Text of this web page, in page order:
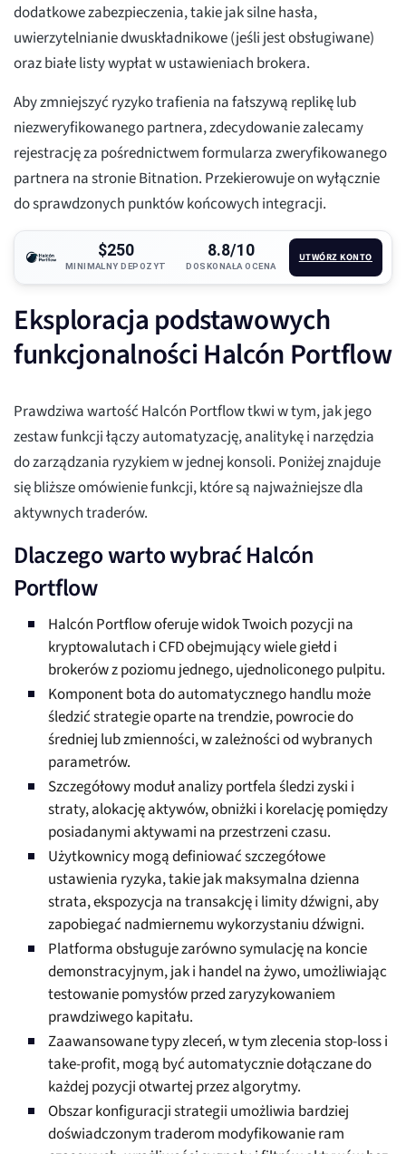
dodatkowe zabezpieczenia, takie jak silne hasła,
uwierzytelnianie dwuskładnikowe (jeśli jest obsługiwane)
oraz białe listy wypłat w ustawieniach brokera.
Aby zmniejszyć ryzyko trafienia na fałszywą replikę lub
niezweryfikowanego partnera, zdecydowanie zalecamy
rejestrację za pośrednictwem formularza zweryfikowanego
partnera na stronie Bitnation. Przekierowuje on wyłącznie
do sprawdzonych punktów końcowych integracji.
$250
MINIMALNY DEPOZYT
8.8/10
DOSKONAŁA OCENA
UTWÓRZ KONTO
Eksploracja podstawowych
funkcjonalności Halcón Portflow
Prawdziwa wartość Halcón Portflow tkwi w tym, jak jego
zestaw funkcji łączy automatyzację, analitykę i narzędzia
do zarządzania ryzykiem w jednej konsoli. Poniżej znajduje
się bliższe omówienie funkcji, które są najważniejsze dla
aktywnych traderów.
Dlaczego warto wybrać Halcón
Portflow
Halcón Portflow oferuje widok Twoich pozycji na
kryptowalutach i CFD obejmujący wiele giełd i
brokerów z poziomu jednego, ujednoliconego pulpitu.
Komponent bota do automatycznego handlu może
śledzić strategie oparte na trendzie, powrocie do
średniej lub zmienności, w zależności od wybranych
parametrów.
Szczegółowy moduł analizy portfela śledzi zyski i
straty, alokację aktywów, obniżki i korelację pomiędzy
posiadanymi aktywami na przestrzeni czasu.
Użytkownicy mogą definiować szczegółowe
ustawienia ryzyka, takie jak maksymalna dzienna
strata, ekspozycja na transakcję i limity dźwigni, aby
zapobiegać nadmiernemu wykorzystaniu dźwigni.
Platforma obsługuje zarówno symulację na koncie
demonstracyjnym, jak i handel na żywo, umożliwiając
testowanie pomysłów przed zaryzykowaniem
prawdziwego kapitału.
Zaawansowane typy zleceń, w tym zlecenia stop-loss i
take-profit, mogą być automatycznie dołączane do
każdej pozycji otwartej przez algorytmy.
Obszar konfiguracji strategii umożliwia bardziej
doświadczonym traderom modyfikowanie ram